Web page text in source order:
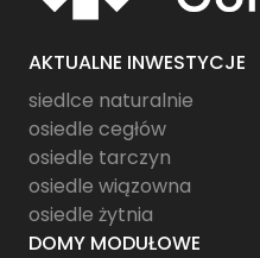
AKTUALNE INWESTYCJE
siedlce naturalnie
osiedle cegłów
osiedle tarczyn
osiedle wiązowna
osiedle żytnia
DOMY MODUŁOWE